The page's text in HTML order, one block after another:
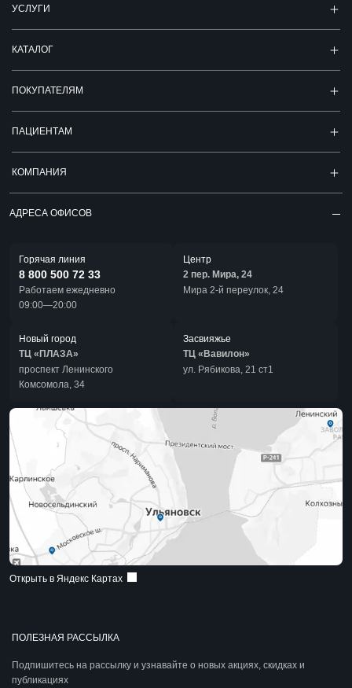
ПОЛЕЗНАЯ РАССЫЛКА
Подпишитесь на рассылку и узнавайте о новых акциях, скидках и
публикациях
УСЛУГИ
КАТАЛОГ
ПОКУПАТЕЛЯМ
ПАЦИЕНТАМ
КОМПАНИЯ
АДРЕСА ОФИСОВ
Горячая линия
8 800 500 72 33
Работаем ежедневно
09:00—20:00
Центр
2 пер. Мира, 24
Мира 2-й переулок, 24
Новый город
ТЦ «ПЛАЗА»
проспект Ленинского
Комсомола, 34
Засвияжье
ТЦ «Вавилон»
ул. Рябикова, 21 ст1
Открыть в Яндекс Картах